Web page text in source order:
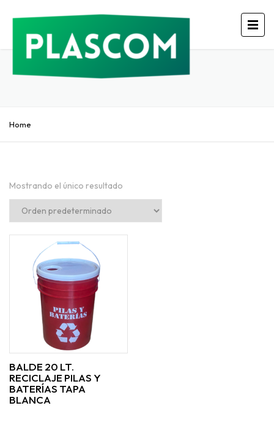
Home
Mostrando el único resultado
BALDE 20 LT.
RECICLAJE PILAS Y
BATERÍAS TAPA
BLANCA